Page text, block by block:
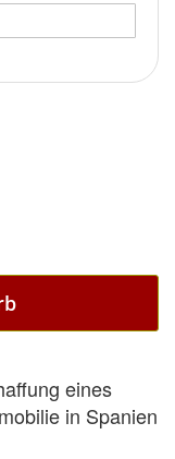
eines
in Spanien